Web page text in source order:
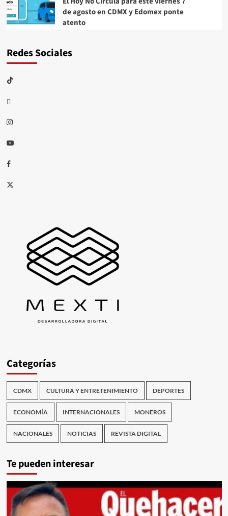
de agosto en CDMX y Edomex ponte
atento
Redes Sociales
TikTok
threads
Instagram
Youtube
Facebook
X
Categorías
CDMX CULTURA Y ENTRETENIMIENTO DEPORTES
ECONOMÍA INTERNACIONALES MONEROS
NACIONALES NOTICIAS REVISTA DIGITAL
Te pueden interesar